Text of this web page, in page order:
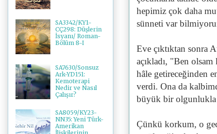
hepimiz çok daha
sünneti var
Eve çıktıktan sonra
açıkladı, "Ben
hâle getireceğinden
verdi. Ona da
büyük bir olgunlukla
Çünkü korkum, o
SA3342/KY1-
CÇ298: Düşlerin
İsyanı/ Roman-
Bölüm 8-I
SA7630/Sonsuz
Ark-YD151:
Kemoterapi
Nedir ve Nasıl
Çalışır?
SA8059/KY23-
NN35: Yeni Türk-
Amerikan